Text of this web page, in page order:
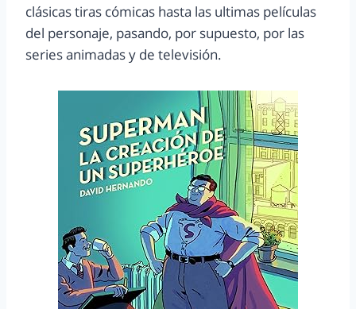
clásicas tiras cómicas hasta las ultimas películas
del personaje, pasando, por supuesto, por las
series animadas y de televisión.